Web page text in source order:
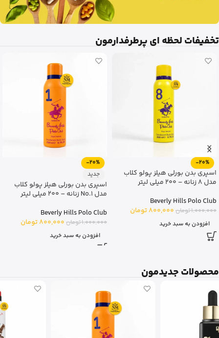
تخفیفات لحظه ای پرطرفدارمون
-20%
اسپری بدن بورلی هیلز پولو کلاب
مدل 8 زنانه – 200 میلی لیتر
Beverly Hills Polo Club
1,000,000تومان 800,000تومان
افزودن به سبد خرید
-20%
جدید
اسپری بدن بورلی هیلز پولو کلاب
مدل No.1 زنانه – 200 میلی لیتر
Beverly Hills Polo Club
1,000,000تومان 800,000تومان
افزودن به سبد خرید
محصولات جدیدمون